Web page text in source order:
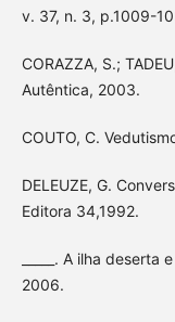
v. 37, n. 3, p.1009-
CORAZZA, S.;
Autêntica, 2003.
COUTO, C.
DELEUZE, G.
Editora 34,1992.
_____. A ilha
2006.